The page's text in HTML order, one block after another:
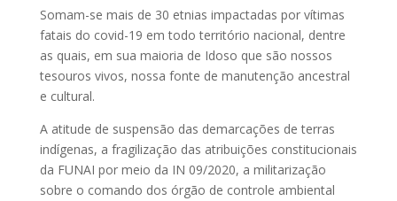
Somam-se mais de 30 etnias impactadas por vítimas
fatais do covid-19 em todo território nacional, dentre
as quais, em sua maioria de Idoso que são nossos
tesouros vivos, nossa fonte de manutenção ancestral
e cultural.
A atitude de suspensão das demarcações de terras
indígenas, a fragilização das atribuições constitucionais
da FUNAI por meio da IN 09/2020, a militarização
sobre o comando dos órgão de controle ambiental